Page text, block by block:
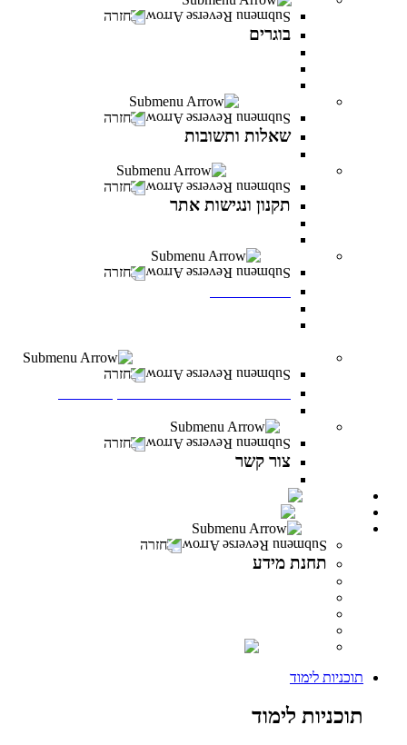
חזרה
בוגרים
חזרה
שאלות ותשובות
חזרה
תקנון ונגישות אתר
חזרה
חזרה
חזרה
צור קשר
חזרה
תחנת מידע
תוכניות לימוד
תוכניות לימוד